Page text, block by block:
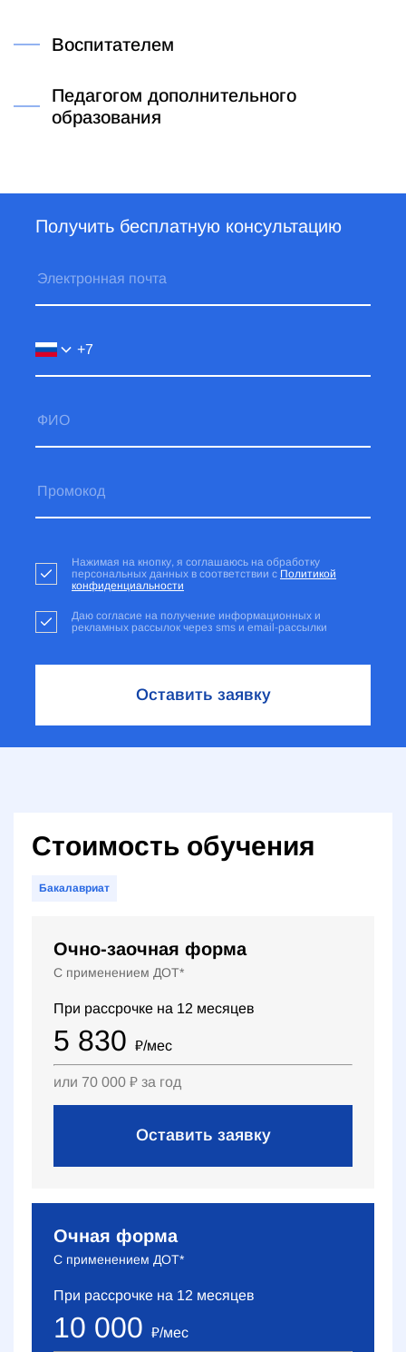
Воспитателем
Педагогом дополнительного
образования
Получить бесплатную консультацию
Нажимая на кнопку, я соглашаюсь на обработку
персональных данных в соответствии с Политикой
конфиденциальности
Даю согласие на получение информационных и
рекламных рассылок через sms и email-рассылки
Оставить заявку
Стоимость обучения
Бакалавриат
Очно-заочная форма
С применением ДОТ*
При рассрочке на 12 месяцев
5 830 ₽/мес
или 70 000 ₽ за год
Оставить заявку
Очная форма
С применением ДОТ*
При рассрочке на 12 месяцев
10 000 ₽/мес